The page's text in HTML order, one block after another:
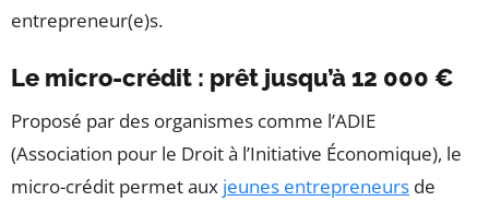
entrepreneur(e)s.
Le micro-crédit : prêt jusqu’à 12 000 €
Proposé par des organismes comme l’ADIE
(Association pour le Droit à l’Initiative Économique), le
micro-crédit permet aux jeunes entrepreneurs de